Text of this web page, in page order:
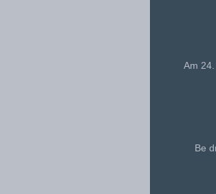
Am
Be